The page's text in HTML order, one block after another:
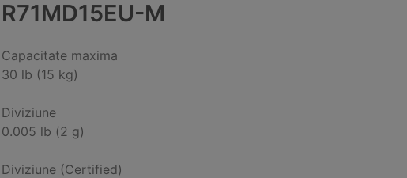
R71MD15EU-M
Capacitate maxima
30 lb (15 kg)
Diviziune
0.005 lb (2 g)
Diviziune (Certified)